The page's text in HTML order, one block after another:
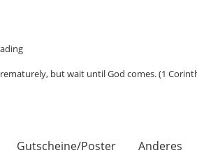
but wait until God comes. (1
Gutscheine/Poster Anderes